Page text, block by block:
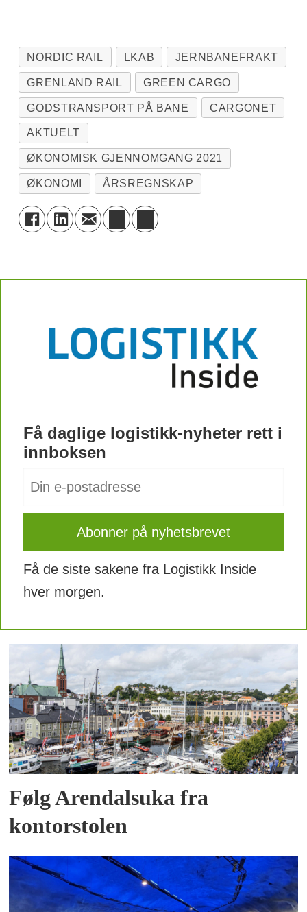
NORDIC RAIL LKAB JERNBANEFRAKT
GRENLAND RAIL GREEN CARGO
GODSTRANSPORT PÅ BANE CARGONET
AKTUELT
ØKONOMISK GJENNOMGANG 2021
ØKONOMI ÅRSREGNSKAP
Få daglige logistikk-nyheter rett i
innboksen
Få de siste sakene fra Logistikk Inside
hver morgen.
Følg Arendalsuka fra
kontorstolen